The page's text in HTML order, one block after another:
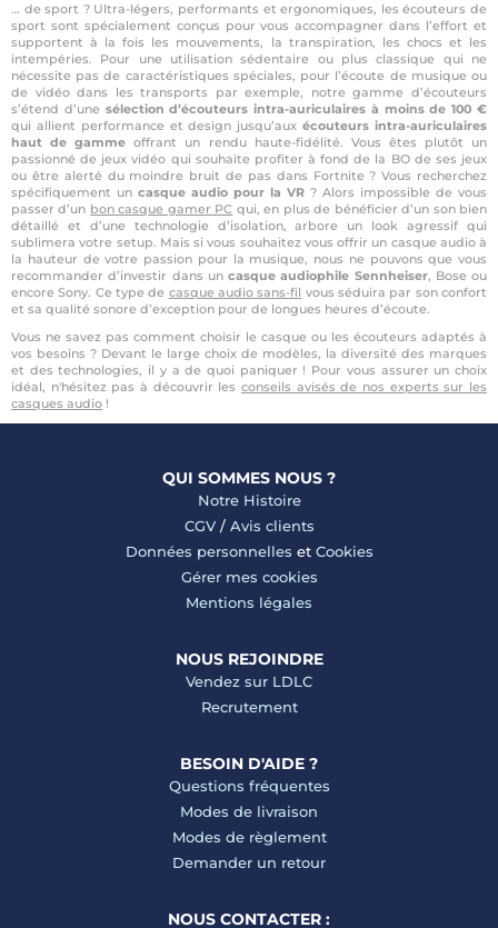
… de sport ? Ultra-légers, performants et ergonomiques, les écouteurs de
sport sont spécialement conçus pour vous accompagner dans l’effort et
supportent à la fois les mouvements, la transpiration, les chocs et les
intempéries. Pour une utilisation sédentaire ou plus classique qui ne
nécessite pas de caractéristiques spéciales, pour l’écoute de musique ou
de vidéo dans les transports par exemple, notre gamme d’écouteurs
s’étend d’une sélection d’écouteurs intra-auriculaires à moins de 100 €
qui allient performance et design jusqu’auxécouteurs intra-auriculaires
haut de gamme offrant un rendu haute-fidélité. Vous êtes plutôt un
passionné de jeux vidéo qui souhaite profiter à fond de la BO de ses jeux
ou être alerté du moindre bruit de pas dans Fortnite ? Vous recherchez
spécifiquement un casque audio pour la VR ? Alors impossible de vous
passer d’un bon casque gamer PC qui, en plus de bénéficier d’un son bien
détaillé et d’une technologie d’isolation, arbore un look agressif qui
sublimera votre setup. Mais si vous souhaitez vous offrir un casque audio à
la hauteur de votre passion pour la musique, nous ne pouvons que vous
recommander d’investir dans un casque audiophile Sennheiser, Bose ou
encore Sony. Ce type de casque audio sans-fil vous séduira par son confort
et sa qualité sonore d’exception pour de longues heures d’écoute.
Vous ne savez pas comment choisir le casque ou les écouteurs adaptés à
vos besoins ? Devant le large choix de modèles, la diversité des marques
et des technologies, il y a de quoi paniquer ! Pour vous assurer un choix
idéal, n'hésitez pas à découvrir les conseils avisés de nos experts sur les
casques audio !
QUI SOMMES NOUS ?
Notre Histoire
CGV/ Avis clients
Données personnelles et Cookies
Gérer mes cookies
Mentions légales
NOUS REJOINDRE
Vendez sur LDLC
Recrutement
BESOIN D'AIDE ?
Questions fréquentes
Modes de livraison
Modes de règlement
Demander un retour
NOUS CONTACTER :